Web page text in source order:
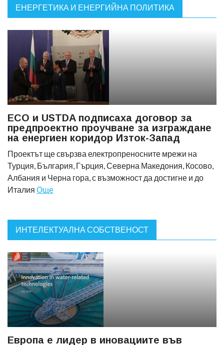
ЕНЕРГЕТИКА И ЕНЕРГИЙНА ПОЛИТИКА
ЕСО и USTDA подписаха договор за
предпроектно проучване за изграждане
на енергиен коридор Изток-Запад
Проектът ще свързва електропреносните мрежи на
Турция, България, Гърция, Северна Македония, Косово,
Албания и Черна гора, с възможност да достигне и до
Италия Още
ИНТЕЛЕКТУАЛНА СОБСТВЕНОСТ
Европа е лидер в иновациите във